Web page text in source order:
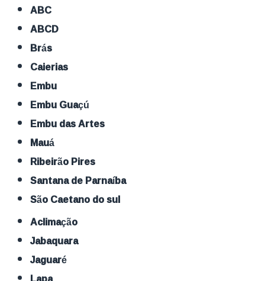
ABC
ABCD
Brás
Caierias
Embu
Embu Guaçú
Embu das Artes
Mauá
Ribeirão Pires
Santana de Parnaíba
São Caetano do sul
Aclimação
Jabaquara
Jaguaré